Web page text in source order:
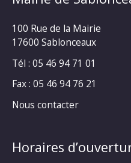
100 Rue de la Mairie
17600 Sablonceaux
Tél : 05 46 94 71 01
Fax : 05 46 94 76 21
Nous contacter
Horaires